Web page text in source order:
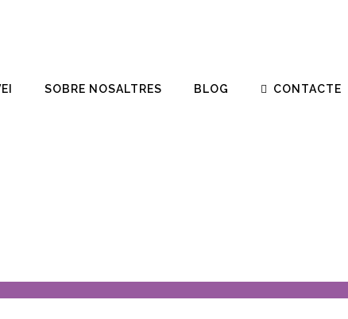
SOBRE NOSALTRES BLOG CONTACTE